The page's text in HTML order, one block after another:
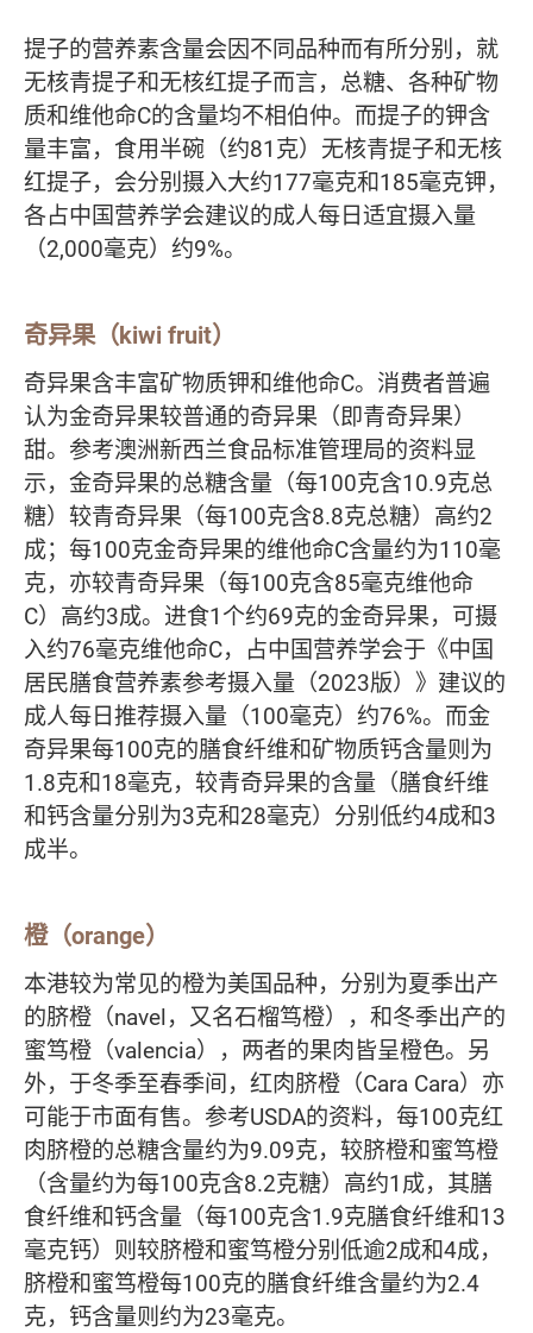
提子的营养素含量会因不同品种而有所分别，就
无核青提子和无核红提子而言，总糖、各种矿物
质和维他命C的含量均不相伯仲。而提子的钾含
量丰富，食用半碗（约81克）无核青提子和无核
红提子，会分别摄入大约177毫克和185毫克钾，
各占中国营养学会建议的成人每日适宜摄入量
（2,000毫克）约9%。
奇异果（kiwi fruit）
奇异果含丰富矿物质钾和维他命C。消费者普遍
认为金奇异果较普通的奇异果（即青奇异果）
甜。参考澳洲新西兰食品标准管理局的资料显
示，金奇异果的总糖含量（每100克含10.9克总
糖）较青奇异果（每100克含8.8克总糖）高约2
成；每100克金奇异果的维他命C含量约为110毫
克，亦较青奇异果（每100克含85毫克维他命
C）高约3成。进食1个约69克的金奇异果，可摄
入约76毫克维他命C，占中国营养学会于《中国
居民膳食营养素参考摄入量（2023版）》建议的
成人每日推荐摄入量（100毫克）约76%。而金
奇异果每100克的膳食纤维和矿物质钙含量则为
1.8克和18毫克，较青奇异果的含量（膳食纤维
和钙含量分别为3克和28毫克）分别低约4成和3
成半。
橙（orange）
本港较为常见的橙为美国品种，分别为夏季出产
的脐橙（navel，又名石榴笃橙），和冬季出产的
蜜笃橙（valencia），两者的果肉皆呈橙色。另
外，于冬季至春季间，红肉脐橙（Cara Cara）亦
可能于市面有售。参考USDA的资料，每100克红
肉脐橙的总糖含量约为9.09克，较脐橙和蜜笃橙
（含量约为每100克含8.2克糖）高约1成，其膳
食纤维和钙含量（每100克含1.9克膳食纤维和13
毫克钙）则较脐橙和蜜笃橙分别低逾2成和4成，
脐橙和蜜笃橙每100克的膳食纤维含量约为2.4
克，钙含量则约为23毫克。